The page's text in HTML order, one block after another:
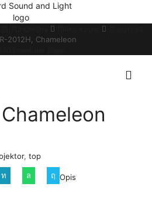
2012H, Chameleon
, top
Opis